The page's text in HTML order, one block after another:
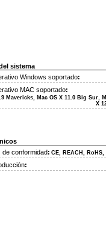
sistema
Windows soportado:
MAC soportado:
Mavericks, Mac OS X 11.0 Big Sur,
X
de conformidad: CE, REACH, RoHS,
: